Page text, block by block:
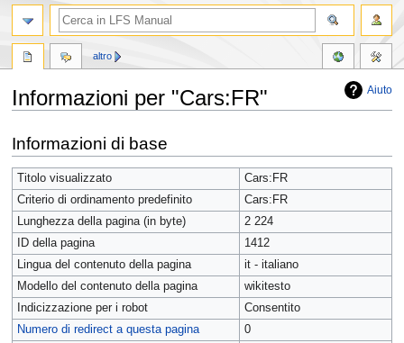
Aiuto
Informazioni per "Cars:FR"
alla
navigazione
alla
ricerca
Informazioni di base
Titolo visualizzato
Cars:FR
Criterio di ordinamento predefinito
Cars:FR
Lunghezza della pagina (in byte)
2 224
ID della pagina
1412
Lingua del contenuto della pagina
it - italiano
Modello del contenuto della pagina
wikitesto
Indicizzazione per i robot
Consentito
Numero di redirect a questa pagina
0
altro